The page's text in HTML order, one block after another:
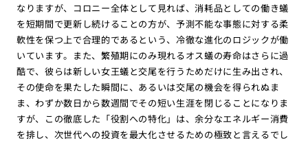
なりますが、コロニー全体として見れば、消耗品としての働き蟻
を短期間で更新し続けることの方が、予測不能な事態に対する柔
軟性を保つ上で合理的であるという、冷徹な進化のロジックが働
いています。また、繁殖期にのみ現れるオス蟻の寿命はさらに過
酷で、彼らは新しい女王蟻と交尾を行うためだけに生み出され、
その使命を果たした瞬間に、あるいは交尾の機会を得られぬま
ま、わずか数日から数週間でその短い生涯を閉じることになりま
すが、この徹底した「役割への特化」は、余分なエネルギー消費
を排し、次世代への投資を最大化させるための極致と言えるでし